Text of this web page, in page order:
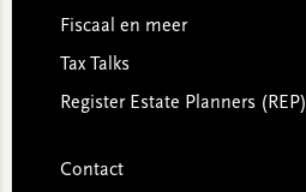
Fiscaal en meer
Tax Talks
Register Estate Planners (REP)
Contact